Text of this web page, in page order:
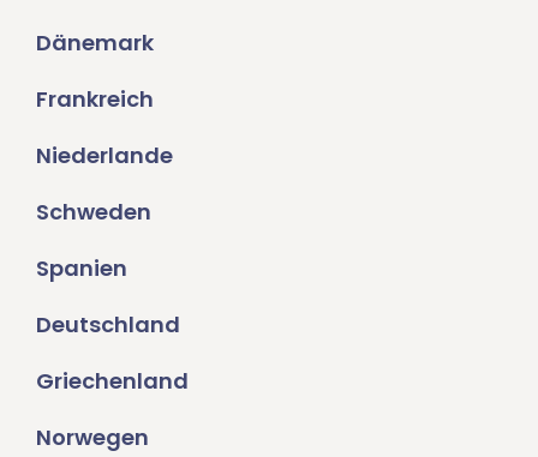
Dänemark
Frankreich
Niederlande
Schweden
Spanien
Deutschland
Griechenland
Norwegen